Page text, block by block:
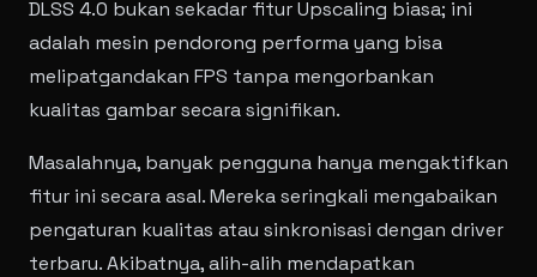
DLSS 4.0 bukan sekadar fitur Upscaling biasa; ini
adalah mesin pendorong performa yang bisa
melipatgandakan FPS tanpa mengorbankan
kualitas gambar secara signifikan.
Masalahnya, banyak pengguna hanya mengaktifkan
fitur ini secara asal. Mereka seringkali mengabaikan
pengaturan kualitas atau sinkronisasi dengan driver
terbaru. Akibatnya, alih-alih mendapatkan